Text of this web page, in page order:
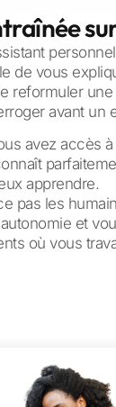
de vous
reformuler
avant un
avez accès
apprendre.
pas les
et
où vous